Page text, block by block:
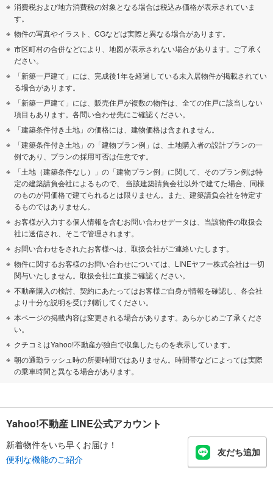
消費税および地方消費税の対象となる場合は税込み価格が表示されていま
す。
物件の写真やイラスト、CGなどは実際と異なる場合があります。
市区町村の合併などにより、地図が表示されない場合があります。ご了承く
ださい。
「新築一戸建て」には、完成後1年を経過している未入居物件が掲載されてい
る場合があります。
「新築一戸建て」には、販売住戸が複数の物件は、全ての住戸に該当しない
項目もあります。各問い合わせ先にご確認ください。
「建築条件付き土地」の価格には、建物価格は含まれません。
「建築条件付き土地」の「建物プラン例」は、土地購入者の設計プランの一
例であり、プランの採用可否は任意です。
「土地（建築条件なし）」の「建物プラン例」に関して、そのプラン例は特
定の建築請負会社によるもので、 当該建築請負会社以外で建てた場合、同様
のものが同価格で建てられるとは限りません。また、建築請負会社を特定す
るものではありません。
お客様が入力する個人情報を含むお問い合わせデータは、当該物件の取扱会
社に送信され、そこで管理されます。
お問い合わせをされたお客様へは、取扱会社がご連絡いたします。
物件に関するお客様のお問い合わせについては、LINEヤフー株式会社は一切
関与いたしません。取扱会社に直接ご確認ください。
不動産購入の検討、契約にあたってはお客様ご自身が情報を確認し、各会社
より十分な説明を受け判断してください。
本ページの掲載内容は変更される場合があります。あらかじめご了承くださ
い。
クチコミはYahoo!不動産が独自で収集したものを表示しています。
朝の通勤ラッシュ時の所要時間ではありません。時間帯などによっては実際
の乗車時間と異なる場合があります。
Yahoo!不動産 LINE公式アカウント
新着物件をいち早くお届け！
便利な機能のご紹介
友だち追加